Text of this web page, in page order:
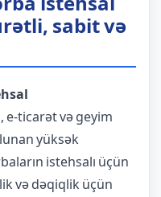
sabit və
e-ticarət və geyim
yüksək
istehsalı üçün
və dəqiqlik üçün